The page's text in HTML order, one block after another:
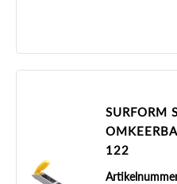
SURFORM
122